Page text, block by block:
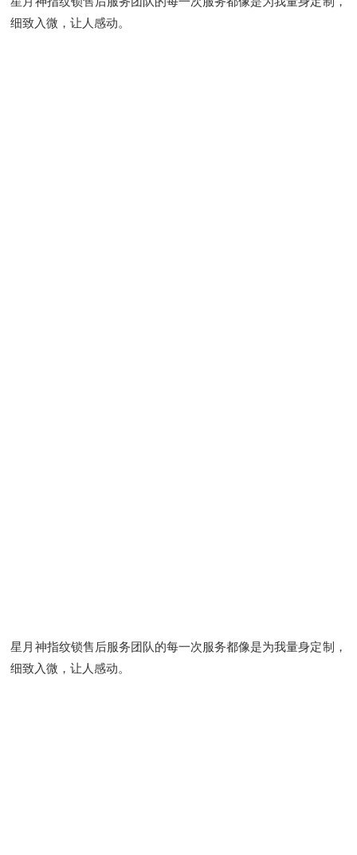
细致入微，让人感动。
星月神指纹锁售后服务团队的每一次服务都像是为我量身定制，
细致入微，让人感动。